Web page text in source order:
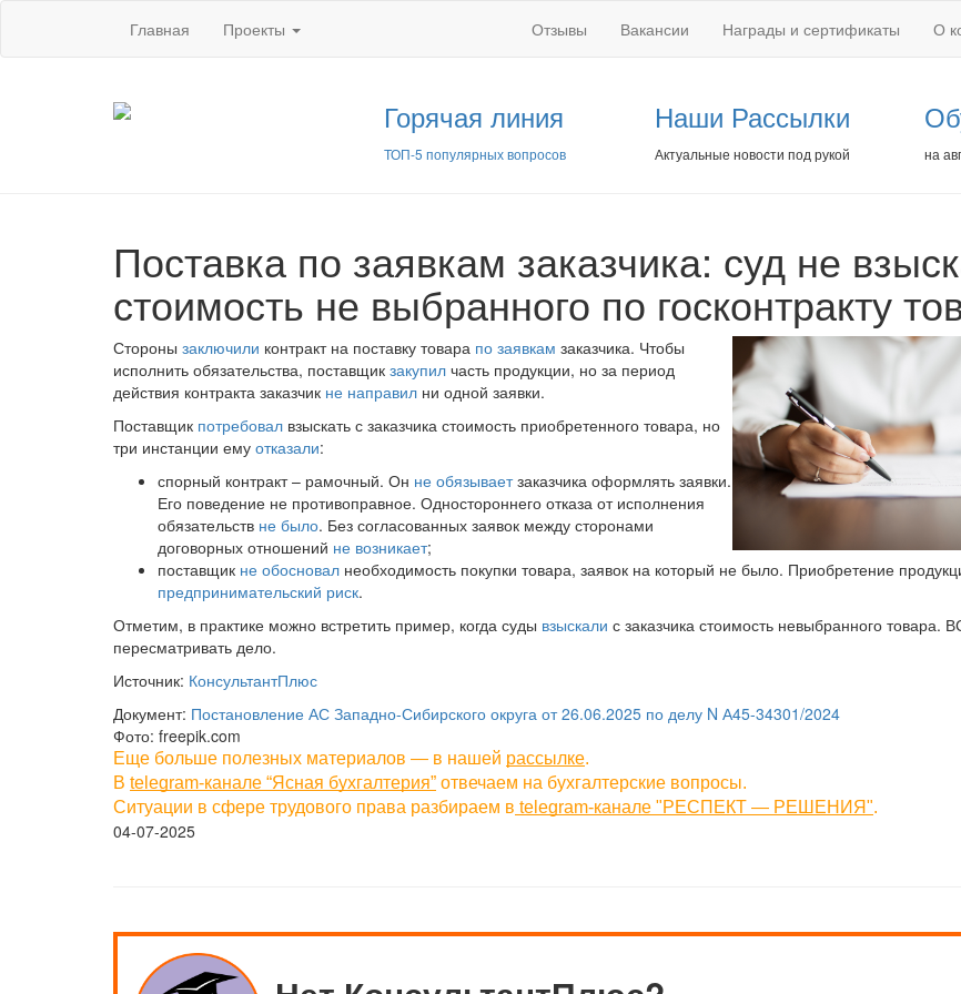
Главная Проекты Отзывы Вакансии Награды и сертификаты О
Горячая линия
ТОП-5 популярных вопросов
Наши Рассылки
Актуальные новости под рукой на
Поставка по заявкам заказчика: суд не
стоимость не выбранного по госконтракту
Стороны заключили контракт на поставку товара по заявкам заказчика. Чтобы
исполнить обязательства, поставщик закупил часть продукции, но за период
действия контракта заказчик не направил ни одной заявки.
Поставщик потребовал взыскать с заказчика стоимость приобретенного товара, но
три инстанции ему отказали:
спорный контракт – рамочный. Он не обязываетзаказчика оформлять заявки.
Его поведение не противоправное. Одностороннего отказа от исполнения
обязательств не было. Без согласованных заявок между сторонами
договорных отношений не возникает;
поставщик не обосновал необходимость покупки товара, заявок на который не было. Приобретение
предпринимательский риск.
Отметим, в практике можно встретить пример, когда суды взыскали с заказчика стоимость невыбранного товара.
пересматривать дело.
Источник: КонсультантПлюс
Документ: Постановление АС Западно-Сибирского округа от 26.06.2025 по делу N А45-34301/2024
Фото: freepik.com
Еще больше полезных материалов — в нашей рассылке.
В telegram-канале “Ясная бухгалтерия” отвечаем на бухгалтерские вопросы.
Ситуации в сфере трудового права разбираем в telegram-канале "РЕСПЕКТ — РЕШЕНИЯ".
04-07-2025